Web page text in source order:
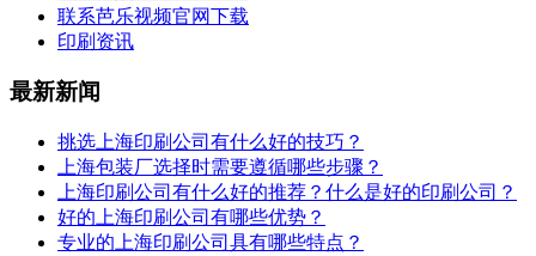
联系芭乐视频官网下载
印刷资讯
最新新闻
挑选上海印刷公司有什么好的技巧？
上海包装厂选择时需要遵循哪些步骤？
上海印刷公司有什么好的推荐？什么是好的印刷公司？
好的上海印刷公司有哪些优势？
专业的上海印刷公司具有哪些特点？